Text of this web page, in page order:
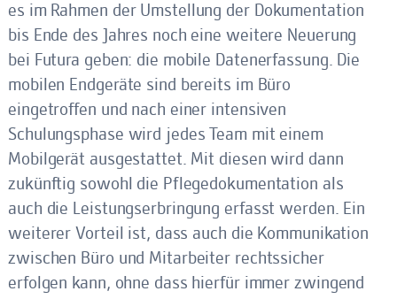
es im Rahmen der Umstellung der Dokumentation
bis Ende des Jahres noch eine weitere Neuerung
bei Futura geben: die mobile Datenerfassung. Die
mobilen Endgeräte sind bereits im Büro
eingetroffen und nach einer intensiven
Schulungsphase wird jedes Team mit einem
Mobilgerät ausgestattet. Mit diesen wird dann
zukünftig sowohl die Pflegedokumentation als
auch die Leistungserbringung erfasst werden. Ein
weiterer Vorteil ist, dass auch die Kommunikation
zwischen Büro und Mitarbeiter rechtssicher
erfolgen kann, ohne dass hierfür immer zwingend